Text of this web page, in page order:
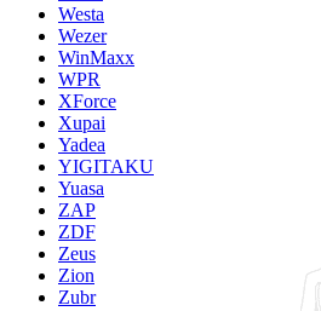
Westa
Wezer
WinMaxx
WPR
XForce
Xupai
Yadea
YIGITAKU
Yuasa
ZAP
ZDF
Zeus
Zion
Zubr